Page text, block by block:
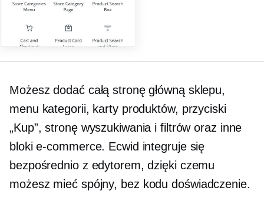
Możesz dodać całą stronę główną sklepu,
menu kategorii, karty produktów, przyciski
„Kup”, stronę wyszukiwania i filtrów oraz inne
bloki e-commerce. Ecwid integruje się
bezpośrednio z edytorem, dzięki czemu
możesz mieć spójny, bez kodu doświadczenie.